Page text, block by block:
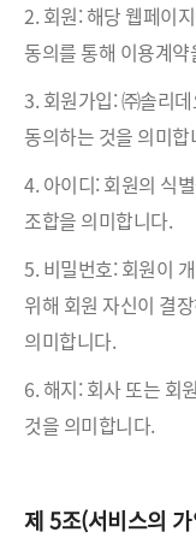
2. 회원: 해당 웹페이
동의를 통해 이용계
3. 회원가입: ㈜솔리
동의하는 것을 의미합
4. 아이디: 회원의 식
조합을 의미합니다.
5. 비밀번호: 회원이
위해 회원 자신이 결
의미합니다.
6. 해지: 회사 또는 회
것을 의미합니다.
제 5조(서비스의